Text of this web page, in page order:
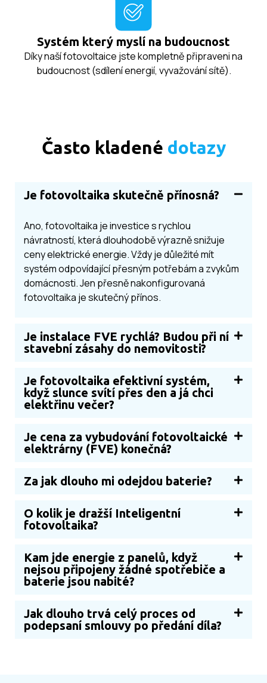
Systém který myslí na budoucnost
Díky naší fotovoltaice jste kompletně připraveni na
budoucnost (sdílení energií, vyvažování sítě).
Často kladené dotazy
Je fotovoltaika skutečně přínosná?
Ano, fotovoltaika je investice s rychlou
návratností, která dlouhodobě výrazně snižuje
ceny elektrické energie. Vždy je důležité mít
systém odpovídající přesným potřebám a zvykům
domácnosti. Jen přesně nakonfigurovaná
fotovoltaika je skutečný přínos.
Je instalace FVE rychlá? Budou při ní
stavební zásahy do nemovitosti?
Je fotovoltaika efektivní systém,
když slunce svítí přes den a já chci
elektřinu večer?
Je cena za vybudování fotovoltaické
elektrárny (FVE) konečná?
Za jak dlouho mi odejdou baterie?
O kolik je dražší Inteligentní
fotovoltaika?
Kam jde energie z panelů, když
nejsou připojeny žádné spotřebiče a
baterie jsou nabité?
Jak dlouho trvá celý proces od
podepsaní smlouvy po předání díla?